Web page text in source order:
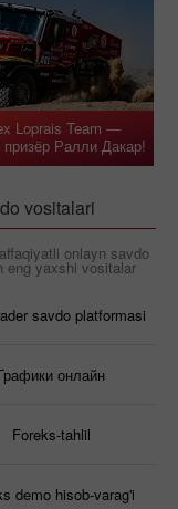
Loprais Team —
Ралли Дакар!
vositalari
onlayn savdo
eng yaxshi vositalar
savdo platformasi
онлайн
Foreks-tahlil
demo hisob-varag'i